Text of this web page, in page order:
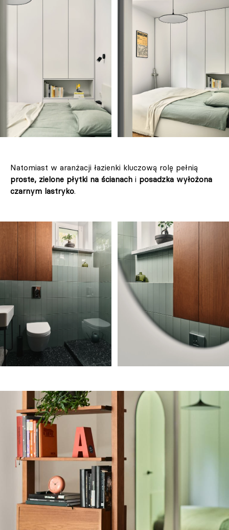
Natomiast w aranżacji łazienki kluczową rolę pełnią
proste, zielone płytki na ścianach i posadzka wyłożona
czarnym lastryko.